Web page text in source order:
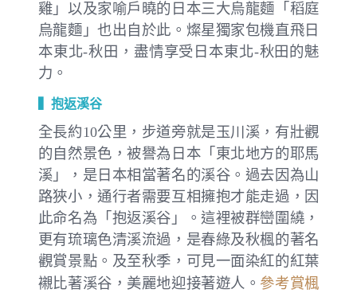
雞」以及家喻戶曉的日本三大烏龍麵「稻庭
烏龍麵」也出自於此。燦星獨家包機直飛日
本東北-秋田，盡情享受日本東北-秋田的魅
力。
▍抱返溪谷
全長約10公里，步道旁就是玉川溪，有壯觀
的自然景色，被譽為日本「東北地方的耶馬
溪」，是日本相當著名的溪谷。過去因為山
路狹小，通行者需要互相擁抱才能走過，因
此命名為「抱返溪谷」。這裡被群巒圍繞，
更有琉璃色清溪流過，是春綠及秋楓的著名
觀賞景點。及至秋季，可見一面染紅的紅葉
襯比著溪谷，美麗地迎接著遊人。 參考賞楓